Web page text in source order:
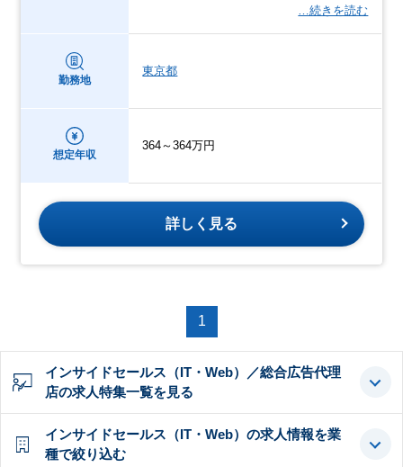
…続きを読む
勤務地
東京都
想定年収
364～364万円
詳しく見る
1
インサイドセールス（IT・Web）／総合広告代理
店の求人特集一覧を見る
インサイドセールス（IT・Web）の求人情報を業
種で絞り込む